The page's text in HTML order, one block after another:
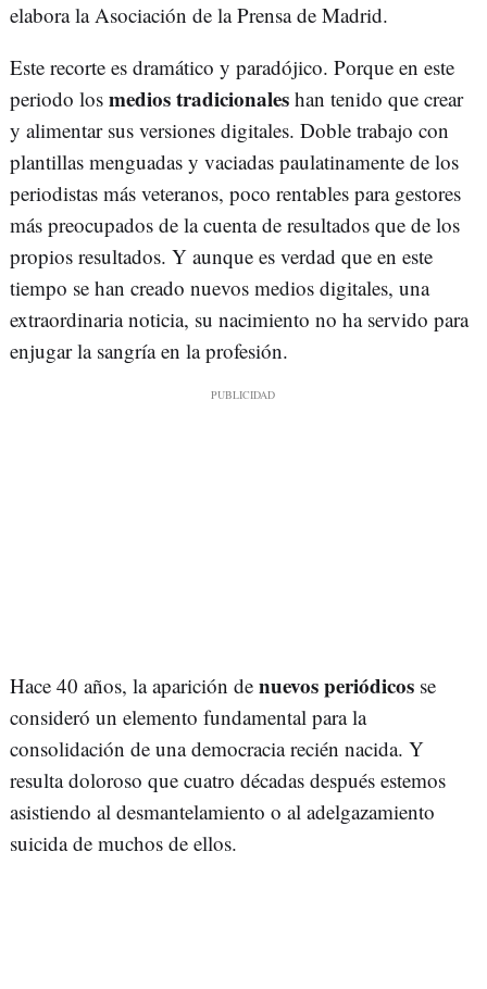
elabora la Asociación de la Prensa de Madrid.
Este recorte es dramático y paradójico. Porque en este
periodo los medios tradicionales han tenido que crear
y alimentar sus versiones digitales. Doble trabajo con
plantillas menguadas y vaciadas paulatinamente de los
periodistas más veteranos, poco rentables para gestores
más preocupados de la cuenta de resultados que de los
propios resultados. Y aunque es verdad que en este
tiempo se han creado nuevos medios digitales, una
extraordinaria noticia, su nacimiento no ha servido para
enjugar la sangría en la profesión.
Hace 40 años, la aparición de nuevos periódicos se
consideró un elemento fundamental para la
consolidación de una democracia recién nacida. Y
resulta doloroso que cuatro décadas después estemos
asistiendo al desmantelamiento o al adelgazamiento
suicida de muchos de ellos.